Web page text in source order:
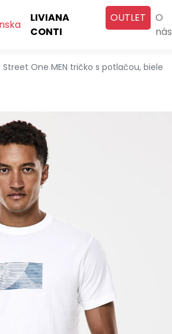
LIVIANA
CONTI
OUTLET
O
nás
Street One MEN tričko s potlačou, biele